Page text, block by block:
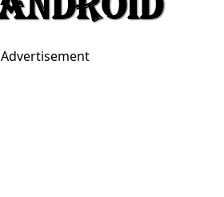
Advertisement